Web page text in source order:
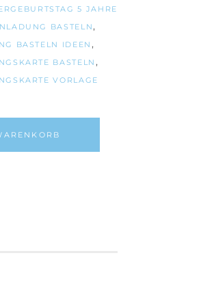
5 JAHRE
BASTELN ,
BASTELN IDEEN ,
BASTELN ,
VORLAGE